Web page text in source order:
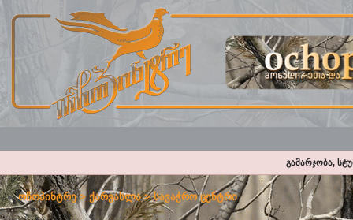
გამარჯობა,
ოჩოპინტრე>ქარვასლა>სავაჭრო ცენტრი